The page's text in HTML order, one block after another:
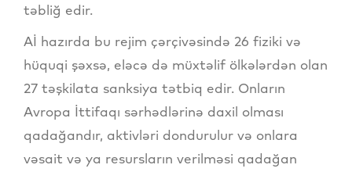
təbliğ edir.
Aİ hazırda bu rejim çərçivəsində 26 fiziki və
hüquqi şəxsə, eləcə də müxtəlif ölkələrdən olan
27 təşkilata sanksiya tətbiq edir. Onların
Avropa İttifaqı sərhədlərinə daxil olması
qadağandır, aktivləri dondurulur və onlara
vəsait və ya resursların verilməsi qadağan